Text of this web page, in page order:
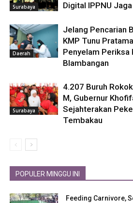
Surabaya
Digital IPPNU Jaga
Daerah
Jelang Pencarian
KMP Tunu
Penyelam Periksa
Blambangan
Surabaya
4.207 Buruh
M, Gubernur
Sejahterakan
Tembakau
POPULER MINGGU INI
Feeding Carnivore,